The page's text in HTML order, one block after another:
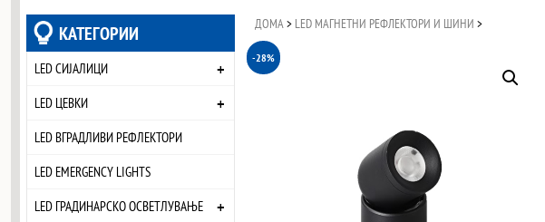
КАТЕГОРИИ
LED СИЈАЛИЦИ +
LED ЦЕВКИ +
LED ВГРАДЛИВИ РЕФЛЕКТОРИ
LED EMERGENCY LIGHTS
LED ГРАДИНАРСКО ОСВЕТЛУВАЊЕ
+
ДОМА > LED МАГНЕТНИ РЕФЛЕКТОРИ И ШИНИ >
-28%